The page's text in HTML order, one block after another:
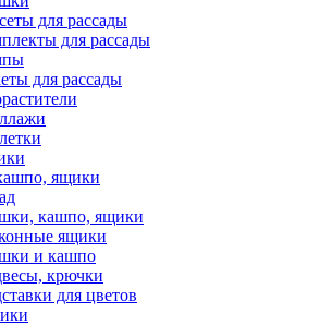
для рассады
для рассады
для рассады
ящики
кашпо, ящики
ящики
и кашпо
крючки
для цветов